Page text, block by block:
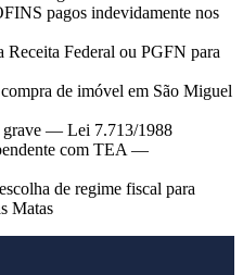
pagos indevidamente nos
Receita Federal ou PGFN para
de imóvel em São Miguel
grave — Lei 7.713/1988
com TEA —
de regime fiscal para
Matas